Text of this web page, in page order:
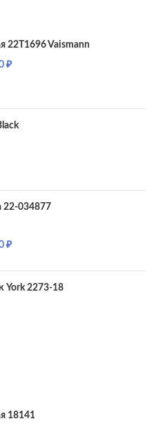
22T1696 Vaismann
₽
22-034877
₽
York 2273-18
18141